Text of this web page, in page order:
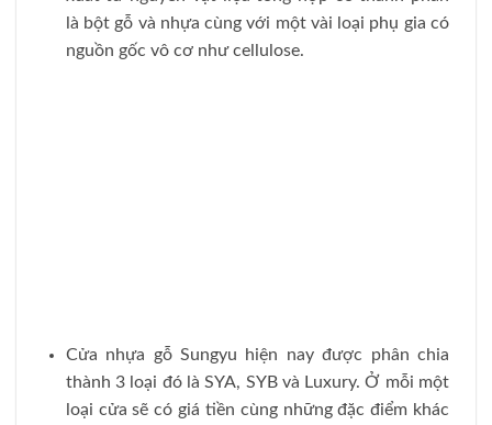
là bột gỗ và nhựa cùng với một vài loại phụ gia có
nguồn gốc vô cơ như cellulose.
Cửa nhựa gỗ Sungyu hiện nay được phân chia
thành 3 loại đó là SYA, SYB và Luxury. Ở mỗi một
loại cửa sẽ có giá tiền cùng những đặc điểm khác